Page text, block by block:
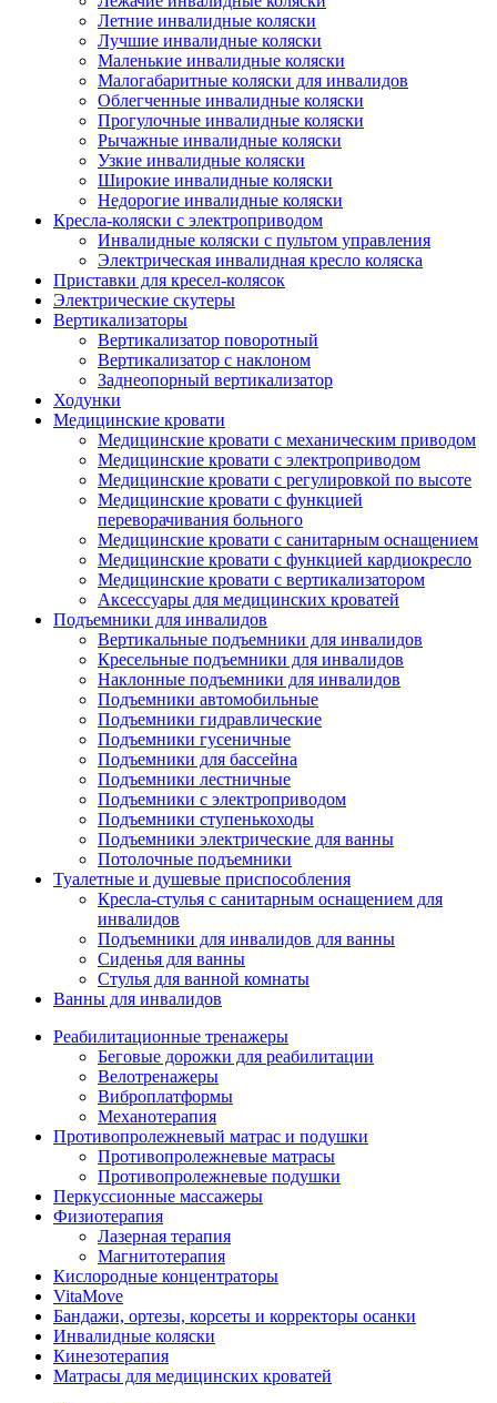
Летние инвалидные коляски
Лучшие инвалидные коляски
Маленькие инвалидные коляски
Малогабаритные коляски для инвалидов
Облегченные инвалидные коляски
Прогулочные инвалидные коляски
Рычажные инвалидные коляски
Узкие инвалидные коляски
Широкие инвалидные коляски
Недорогие инвалидные коляски
Кресла-коляски с электроприводом
Инвалидные коляски с пультом управления
Электрическая инвалидная кресло коляска
Приставки для кресел-колясок
Электрические скутеры
Вертикализаторы
Вертикализатор поворотный
Вертикализатор с наклоном
Заднеопорный вертикализатор
Ходунки
Медицинские кровати
Медицинские кровати с механическим приводом
Медицинские кровати с электроприводом
Медицинские кровати с регулировкой по высоте
Медицинские кровати с функцией
переворачивания больного
Медицинские кровати с санитарным оснащением
Медицинские кровати с функцией кардиокресло
Медицинские кровати с вертикализатором
Аксессуары для медицинских кроватей
Подъемники для инвалидов
Вертикальные подъемники для инвалидов
Кресельные подъемники для инвалидов
Наклонные подъемники для инвалидов
Подъемники автомобильные
Подъемники гидравлические
Подъемники гусеничные
Подъемники для бассейна
Подъемники лестничные
Подъемники с электроприводом
Подъемники ступенькоходы
Подъемники электрические для ванны
Потолочные подъемники
Туалетные и душевые приспособления
Кресла-стулья с санитарным оснащением для
инвалидов
Подъемники для инвалидов для ванны
Сиденья для ванны
Стулья для ванной комнаты
Ванны для инвалидов
Реабилитационные тренажеры
Беговые дорожки для реабилитации
Велотренажеры
Виброплатформы
Механотерапия
Противопролежневый матрас и подушки
Противопролежневые матрасы
Противопролежневые подушки
Перкуссионные массажеры
Физиотерапия
Лазерная терапия
Магнитотерапия
Кислородные концентраторы
VitaMove
Бандажи, ортезы, корсеты и корректоры осанки
Инвалидные коляски
Кинезотерапия
Матрасы для медицинских кроватей